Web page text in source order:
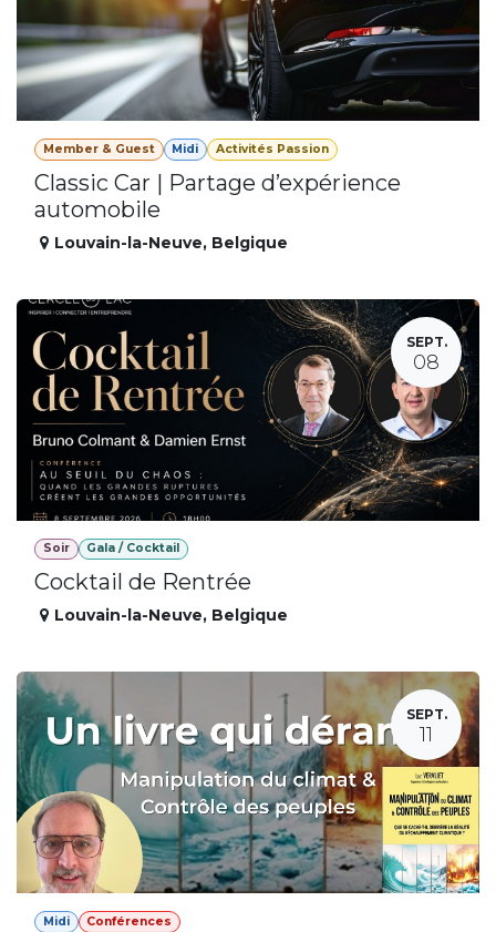
Member & Guest Midi Activités Passion
Classic Car | Partage d’expérience
automobile
Louvain-la-Neuve, Belgique
SEPT.
08
Soir Gala / Cocktail
Cocktail de Rentrée
Louvain-la-Neuve, Belgique
SEPT.
11
Midi Conférences